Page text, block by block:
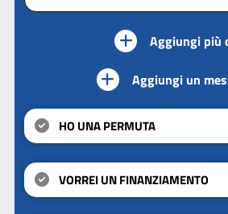
Aggiungi più
Aggiungi un
HO UNA PERMUTA
VORREI UN FINANZIAMENTO